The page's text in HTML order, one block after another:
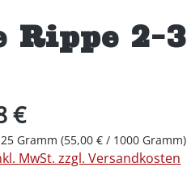
Rippe 2-3
€
Gramm(55,00 € / 1000 Gramm)
MwSt. zzgl. Versandkosten